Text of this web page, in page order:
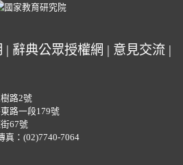
| 辭典公眾授權網 | 意見交流 |
路2號
路一段179號
67號
真：(02)7740-7064